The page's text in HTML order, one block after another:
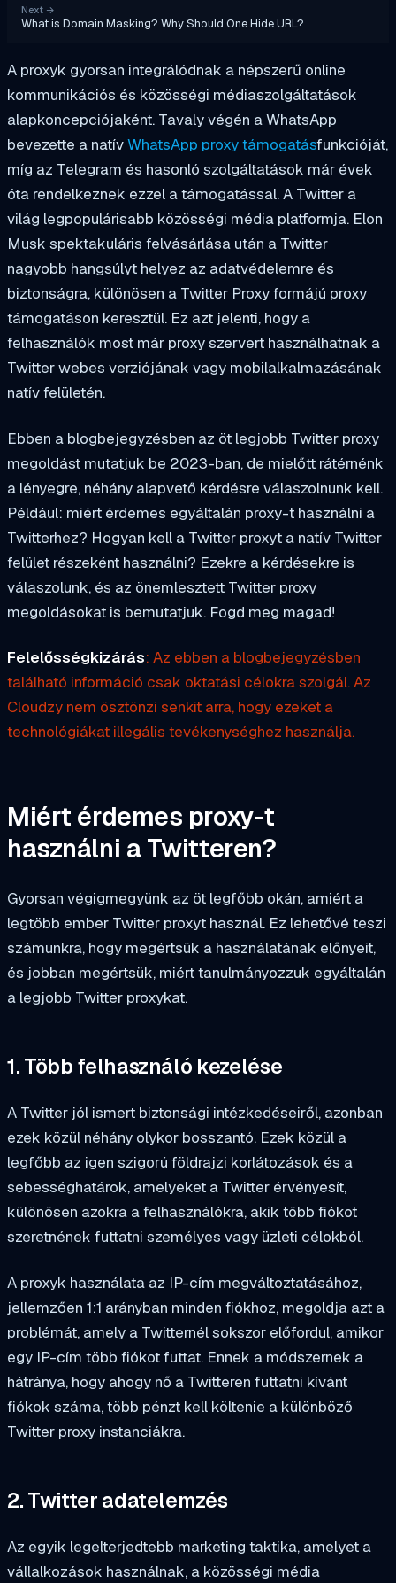
Next →
What is Domain Masking? Why Should One Hide URL?
A proxyk gyorsan integrálódnak a népszerű online
kommunikációs és közösségi médiaszolgáltatások
alapkoncepciójaként. Tavaly végén a WhatsApp
bevezette a natívWhatsApp proxy támogatásfunkcióját,
míg az Telegram és hasonló szolgáltatások már évek
óta rendelkeznek ezzel a támogatással. A Twitter a
világ legpopulárisabb közösségi média platformja. Elon
Musk spektakuláris felvásárlása után a Twitter
nagyobb hangsúlyt helyez az adatvédelemre és
biztonságra, különösen a Twitter Proxy formájú proxy
támogatáson keresztül. Ez azt jelenti, hogy a
felhasználók most már proxy szervert használhatnak a
Twitter webes verziójának vagy mobilalkalmazásának
natív felületén.
Ebben a blogbejegyzésben az öt legjobb Twitter proxy
megoldást mutatjuk be 2023-ban, de mielőtt rátérnénk
a lényegre, néhány alapvető kérdésre válaszolnunk kell.
Például: miért érdemes egyáltalán proxy-t használni a
Twitterhez? Hogyan kell a Twitter proxyt a natív Twitter
felület részeként használni? Ezekre a kérdésekre is
válaszolunk, és az önemlesztett Twitter proxy
megoldásokat is bemutatjuk. Fogd meg magad!
Felelősségkizárás: Az ebben a blogbejegyzésben
található információ csak oktatási célokra szolgál. Az
Cloudzy nem ösztönzi senkit arra, hogy ezeket a
technológiákat illegális tevékenységhez használja.
Miért érdemes proxy-t
használni a Twitteren?
Gyorsan végigmegyünk az öt legfőbb okán, amiért a
legtöbb ember Twitter proxyt használ. Ez lehetővé teszi
számunkra, hogy megértsük a használatának előnyeit,
és jobban megértsük, miért tanulmányozzuk egyáltalán
a legjobb Twitter proxykat.
1. Több felhasználó kezelése
A Twitter jól ismert biztonsági intézkedéseiről, azonban
ezek közül néhány olykor bosszantó. Ezek közül a
legfőbb az igen szigorú földrajzi korlátozások és a
sebességhatárok, amelyeket a Twitter érvényesít,
különösen azokra a felhasználókra, akik több fiókot
szeretnének futtatni személyes vagy üzleti célokból.
A proxyk használata az IP-cím megváltoztatásához,
jellemzően 1:1 arányban minden fiókhoz, megoldja azt a
problémát, amely a Twitternél sokszor előfordul, amikor
egy IP-cím több fiókot futtat. Ennek a módszernek a
hátránya, hogy ahogy nő a Twitteren futtatni kívánt
fiókok száma, több pénzt kell költenie a különböző
Twitter proxy instanciákra.
2. Twitter adatelemzés
Az egyik legelterjedtebb marketing taktika, amelyet a
vállalkozások használnak, a közösségi média